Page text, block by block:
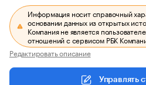
Информация носит справочный
основании данных из открытых
Компания не является
отношений с сервисом РБК
Редактировать описание
Управлять